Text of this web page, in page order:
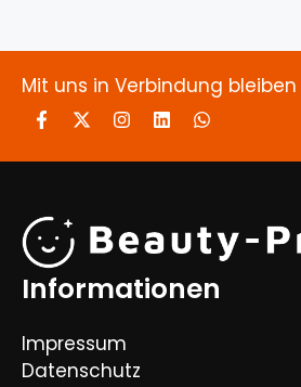
Mit uns in Verbindung bleiben
Informationen
Impressum
Datenschutz